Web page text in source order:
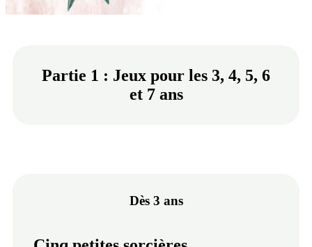
Partie 1 : Jeux pour les 3, 4, 5, 6
et 7 ans
Dès 3 ans